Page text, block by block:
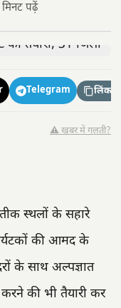
पढ़ें
Telegram लिंक
⚠️ खबर में गलती?
स्थलों के सहारे
पर्यटकों की आमद के
के साथ अल्पज्ञात
की भी तैयारी कर